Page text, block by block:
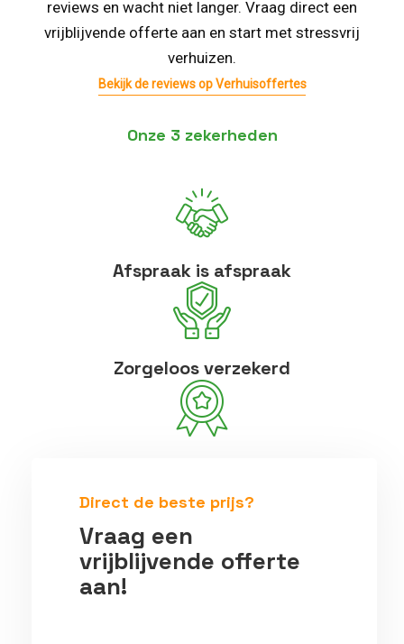
reviews en wacht niet langer. Vraag direct een
vrijblijvende offerte aan en start met stressvrij
verhuizen.
Bekijk de reviews op Verhuisoffertes
Onze 3 zekerheden
Afspraak is afspraak
Zorgeloos verzekerd
Direct de beste prijs?
Vraag een
vrijblijvende offerte
aan!